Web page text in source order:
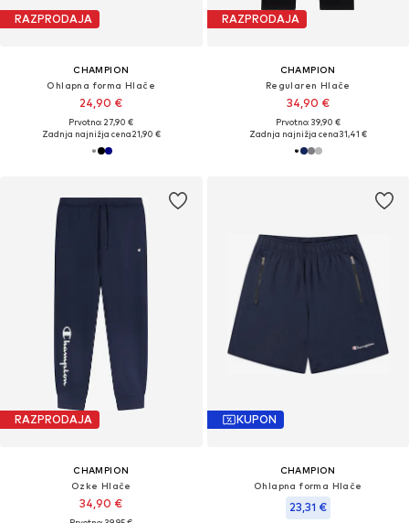
RAZPRODAJA
CHAMPION
Ohlapna forma Hlače
24,90 €
Prvotno: 27,90 €
Zadnja najnižja cena21,90 €
RAZPRODAJA
CHAMPION
Regularen Hlače
34,90 €
Prvotno: 39,90 €
Zadnja najnižja cena31,41 €
RAZPRODAJA
CHAMPION
Ozke Hlače
34,90 €
KUPON
CHAMPION
Ohlapna forma Hlače
23,31 €